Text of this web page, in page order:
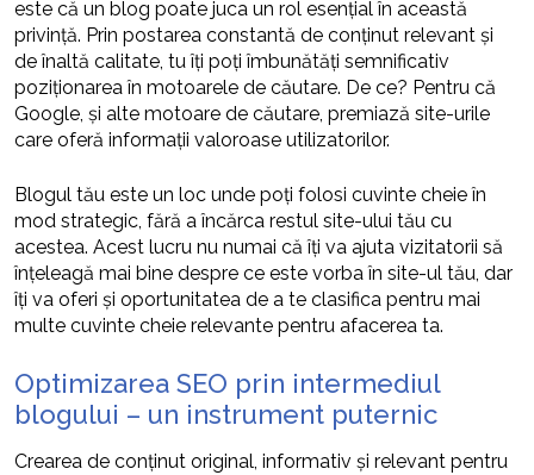
este că un blog poate juca un rol esențial în această
privință. Prin postarea constantă de conținut relevant și
de înaltă calitate, tu îți poți îmbunătăți semnificativ
poziționarea în motoarele de căutare. De ce? Pentru că
Google, și alte motoare de căutare, premiază site-urile
care oferă informații valoroase utilizatorilor.
Blogul tău este un loc unde poți folosi cuvinte cheie în
mod strategic, fără a încărca restul site-ului tău cu
acestea. Acest lucru nu numai că îți va ajuta vizitatorii să
înțeleagă mai bine despre ce este vorba în site-ul tău, dar
îți va oferi și oportunitatea de a te clasifica pentru mai
multe cuvinte cheie relevante pentru afacerea ta.
Optimizarea SEO prin intermediul
blogului – un instrument puternic
Crearea de conținut original, informativ și relevant pentru